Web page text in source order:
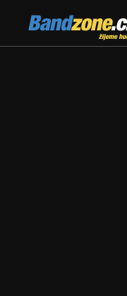
Bandzone.cz
žijeme hudbou